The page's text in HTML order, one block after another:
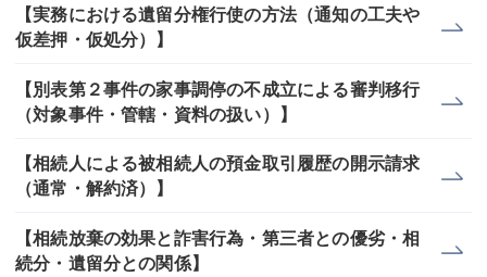
【実務における遺留分権行使の方法（通知の工夫や
仮差押・仮処分）】
【別表第２事件の家事調停の不成立による審判移行
（対象事件・管轄・資料の扱い）】
【相続人による被相続人の預金取引履歴の開示請求
（通常・解約済）】
【相続放棄の効果と詐害行為・第三者との優劣・相
続分・遺留分との関係】